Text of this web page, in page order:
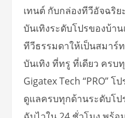
เทนต์ กับกล่องทีวีอัจฉริ
บันเทิงระดับโปรของบ้า
ทีวีธรรมดาให้เป็นสมาร์
บันเทิง ที่ทรู ที่เดียว ครบ
Gigatex Tech “PRO”
ดูแลครบทุกด้านระดับโป